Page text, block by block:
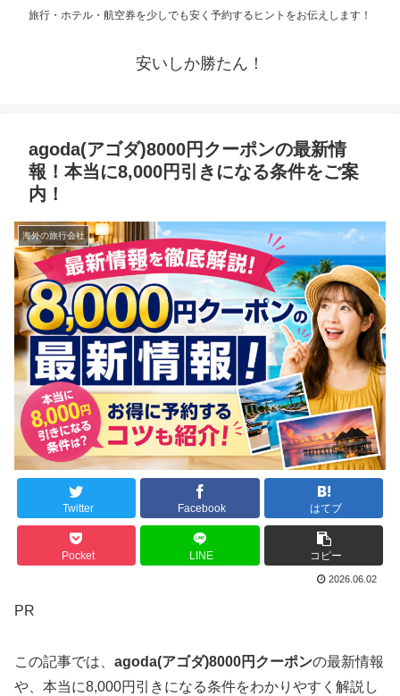
旅行・ホテル・航空券を少しでも安く予約するヒントをお伝えします！
安いしか勝たん！
agoda(アゴダ)8000円クーポンの最新情
報！本当に8,000円引きになる条件をご案
内！
海外の旅行会社
Twitter Facebook はてブ
Pocket LINE コピー
2026.06.02
PR
この記事では、 agoda(アゴダ)8000円クーポンの最新情報
や、本当に8,000円引きになる条件をわかりやすく解説し